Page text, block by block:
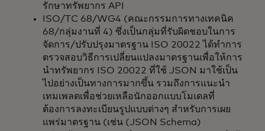
รักษาทรัพยากร API
ISO/TC 68/WG4 (คณะกรรมการทางเทคนิค
68/กลุ่มงานที่ 4) ซึ่งเป็นกลุ่มที่รับผิดชอบในการ
จัดการ/ปรับปรุงมาตรฐาน ISO 20022 ได้ทำการ
ตรวจสอบวิธีการเปลี่ยนแปลงมาตรฐานเพื่อให้การ
นำทรัพยากร ISO 20022 ที่ใช้ JSON มาใช้เป็น
ไปอย่างเป็นทางการมากขึ้น รวมถึงการแนะนำ
เทมเพลตเพื่อช่วยเหลือนักออกแบบโมเดลที่
ต้องการลงทะเบียนรูปแบบต่างๆ สำหรับการเผย
แพร่มาตรฐาน (เช่น (JSON Schema)